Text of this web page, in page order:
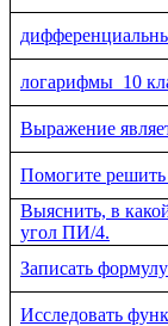
логарифмы_10
Выражение
Помогите решить
Выяснить, в
угол ПИ/4.
Записать
Исследовать